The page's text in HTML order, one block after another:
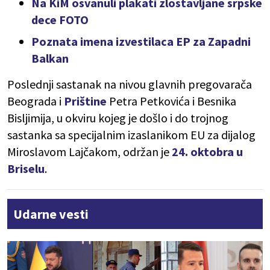
dece FOTO
Poznata imena izvestilaca EP za Zapadni
Balkan
Poslednji sastanak na nivou glavnih pregovarača
Beograda i Prištine Petra Petkovića i Besnika
Bisljimija, u okviru kojeg je došlo i do trojnog
sastanka sa specijalnim izaslanikom EU za dijalog
Miroslavom Lajčakom, održan je 24. oktobra u
Briselu.
Udarne vesti